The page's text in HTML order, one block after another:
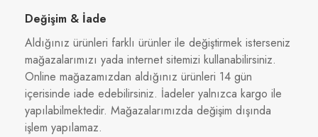
Değişim & İade
Aldığınız ürünleri farklı ürünler ile değiştirmek isterseniz
mağazalarımızı yada internet sitemizi kullanabilirsiniz.
Online mağazamızdan aldığınız ürünleri 14 gün
içerisinde iade edebilirsiniz. İadeler yalnızca kargo ile
yapılabilmektedir. Mağazalarımızda değişim dışında
işlem yapılamaz.